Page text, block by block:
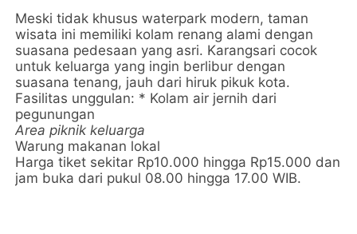
Meski tidak khusus waterpark modern, taman
wisata ini memiliki kolam renang alami dengan
suasana pedesaan yang asri. Karangsari cocok
untuk keluarga yang ingin berlibur dengan
suasana tenang, jauh dari hiruk pikuk kota.
Fasilitas unggulan: * Kolam air jernih dari
pegunungan
Area piknik keluarga
Warung makanan lokal
Harga tiket sekitar Rp10.000 hingga Rp15.000 dan
jam buka dari pukul 08.00 hingga 17.00 WIB.